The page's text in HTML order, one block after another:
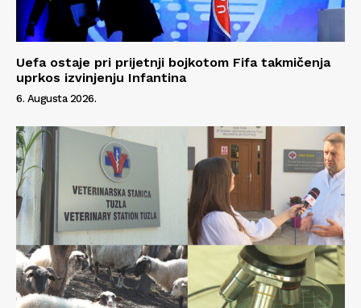
Uefa ostaje pri prijetnji bojkotom Fifa takmičenja
uprkos izvinjenju Infantina
6. Augusta 2026.